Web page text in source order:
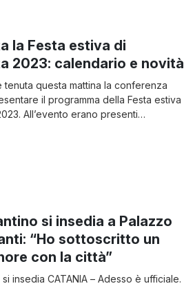
la Festa estiva di
2023: calendario e novità
tenuta questa mattina la conferenza
il programma della Festa estiva
All’evento erano presenti
Catania, Mons. Luigi Renna, il parroco
si insedia a Palazzo
“Ho sottoscritto un
con la città”
insedia CATANIA – Adesso è ufficiale.